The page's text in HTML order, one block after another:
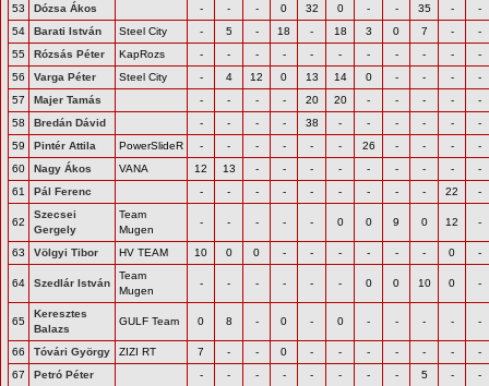
53 Dózsa Ákos - - - 0 32 0 - - 35 -
-
54
Barati István Steel City - 5 - 18 - 18 3 0 7 -
-
55
Rózsás Péter KapRozs - - - - - - - - - -
-
56
Varga Péter Steel City - 4 12 0 13 14 0 - - -
-
57
Majer Tamás - - - - 20 20 - - - -
-
58
Bredán Dávid - - - - 38 - - - - -
-
59
Pintér Attila PowerSlideR - - - - - - 26 - - -
-
60
Nagy Ákos VANA 12 13 - - - - - - - -
-
61
Pál Ferenc - - - - - - - - - 22 -
62
Szecsei
Gergely
Team
Mugen
- - - - - 0 0 9 0 12 -
63 Völgyi Tibor HV TEAM 10 0 0 - - - - - - 0 -
64 Szedlár István
Team
Mugen
- - - - - - 0 0 10 0 -
65
Keresztes
Balazs
GULF Team 0 8 - 0 - 0 - - - - -
66 Tóvári György ZIZI RT 7 - - 0 - - - - - -
-
67
Petró Péter - - - - - - - - 5 -
-